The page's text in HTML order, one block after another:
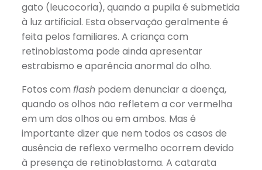
gato (leucocoria), quando a pupila é submetida
à luz artificial. Esta observação geralmente é
feita pelos familiares. A criança com
retinoblastoma pode ainda apresentar
estrabismo e aparência anormal do olho.
Fotos com flashpodem denunciar a doença,
quando os olhos não refletem a cor vermelha
em um dos olhos ou em ambos. Mas é
importante dizer que nem todos os casos de
ausência de reflexo vermelho ocorrem devido
à presença de retinoblastoma. A catarata